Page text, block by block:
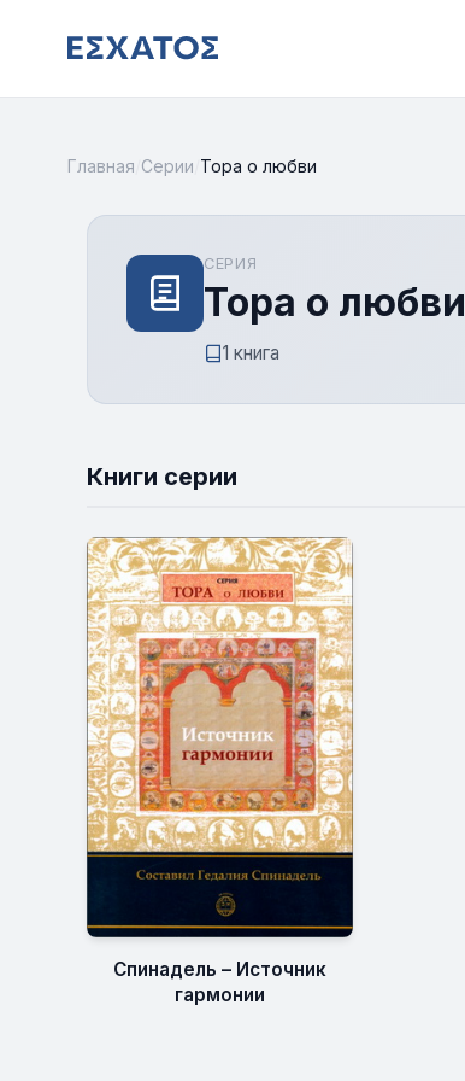
Главная Серии Тора о любви
СЕРИЯ
Тора о любви
1 книга
Книги серии
Спинадель – Источник
гармонии